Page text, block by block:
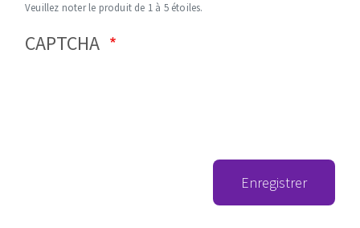
Veuillez noter le produit de 1 à 5 étoiles.
CAPTCHA
Enregistrer